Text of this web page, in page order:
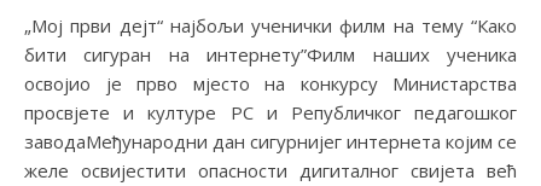
„Мој први дејт“ најбољи ученички филм на тему “Како
бити сигуран на интернету”Филм наших ученика
освојио је прво мјесто на конкурсу Министарства
просвјете и културе РС и Републичког педагошког
заводаМеђународни дан сигурнијег интернета којим се
желе освијестити опасности дигиталног свијета већ